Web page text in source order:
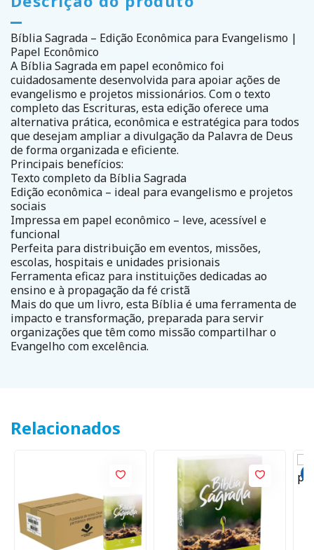
Bíblia Sagrada – Edição Econômica para Evangelismo |
Papel Econômico
A Bíblia Sagrada em papel econômico foi
cuidadosamente desenvolvida para apoiar ações de
evangelismo e projetos missionários. Com o texto
completo das Escrituras, esta edição oferece uma
alternativa prática, econômica e estratégica para todos
que desejam ampliar a divulgação da Palavra de Deus
de forma organizada e eficiente.
Principais benefícios:
Texto completo da Bíblia Sagrada
Edição econômica – ideal para evangelismo e projetos
sociais
Impressa em papel econômico – leve, acessível e
funcional
Perfeita para distribuição em eventos, missões,
escolas, hospitais e unidades prisionais
Ferramenta eficaz para instituições dedicadas ao
ensino e à propagação da fé cristã
Mais do que um livro, esta Bíblia é uma ferramenta de
impacto e transformação, preparada para servir
organizações que têm como missão compartilhar o
Evangelho com excelência.
Relacionados